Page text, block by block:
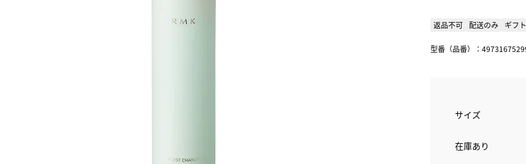
返品不可 配送のみ ギフ
型番（品番）：
サイズ
在庫あり